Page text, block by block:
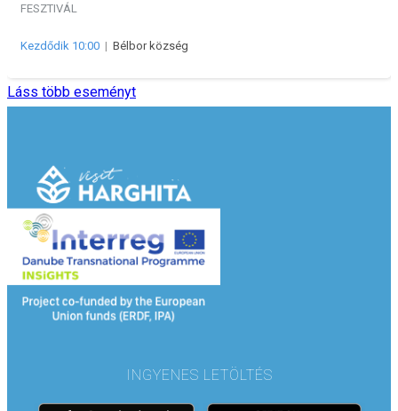
FESZTIVÁL
Kezdődik 10:00 | Bélbor község
Láss több eseményt
INGYENES LETÖLTÉS